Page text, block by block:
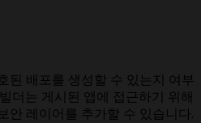
된 배포를 생성할 수 있는지 여부
더는 게시된 앱에 접근하기 위해
안 레이어를 추가할 수 있습니다.